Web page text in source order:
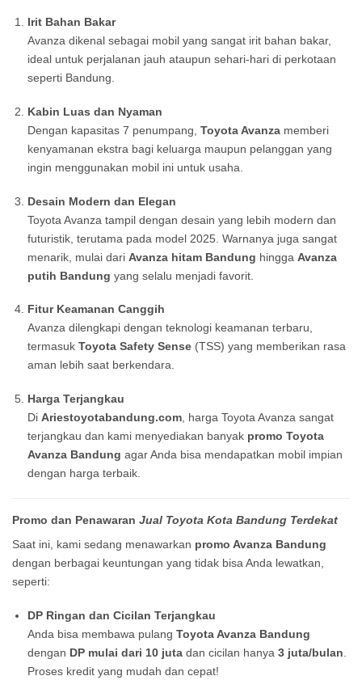
Irit Bahan Bakar
Avanza dikenal sebagai mobil yang sangat irit bahan bakar,
ideal untuk perjalanan jauh ataupun sehari-hari di perkotaan
seperti Bandung.
Kabin Luas dan Nyaman
Dengan kapasitas 7 penumpang, Toyota Avanzamemberi
kenyamanan ekstra bagi keluarga maupun pelanggan yang
ingin menggunakan mobil ini untuk usaha.
Desain Modern dan Elegan
Toyota Avanza tampil dengan desain yang lebih modern dan
futuristik, terutama pada model 2025. Warnanya juga sangat
menarik, mulai dari Avanza hitam Bandung hingga Avanza
putih Bandung yang selalu menjadi favorit.
Fitur Keamanan Canggih
Avanza dilengkapi dengan teknologi keamanan terbaru,
termasuk Toyota Safety Sense(TSS) yang memberikan rasa
aman lebih saat berkendara.
Harga Terjangkau
Di Ariestoyotabandung.com, harga Toyota Avanza sangat
terjangkau dan kami menyediakan banyak promo Toyota
Avanza Bandung agar Anda bisa mendapatkan mobil impian
dengan harga terbaik.
Promo dan Penawaran Jual Toyota Kota Bandung Terdekat
Saat ini, kami sedang menawarkan promo Avanza Bandung
dengan berbagai keuntungan yang tidak bisa Anda lewatkan,
seperti:
DP Ringan dan Cicilan Terjangkau
Anda bisa membawa pulang Toyota Avanza Bandung
dengan DP mulai dari 10 jutadan cicilan hanya 3 juta/bulan
Proses kredit yang mudah dan cepat!